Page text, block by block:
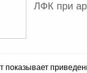
ЛФК при